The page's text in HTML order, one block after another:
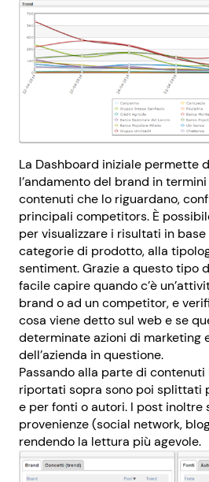
La Dashboard iniziale permette
l’andamento del brand in
contenuti che lo riguardano,
principali competitors. È
per visualizzare i risultati in
categorie di prodotto, alla
sentiment. Grazie a questo tipo
facile capire quando c’è
brand o ad un competitor, e
cosa viene detto sul web e se
determinate azioni di marketing
dell’azienda in questione.
Passando alla parte di
riportati sopra sono poi splittati
e per fonti o autori. I post inoltre
provenienze (social network,
rendendo la lettura più agevole.